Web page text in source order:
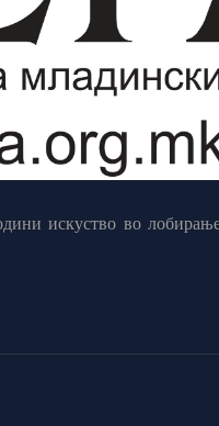
искуство во